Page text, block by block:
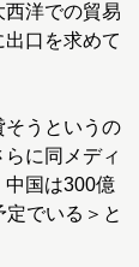
洋での貿易
口を求めて
うというの
に同メディ
中国は300億
定でいる＞と